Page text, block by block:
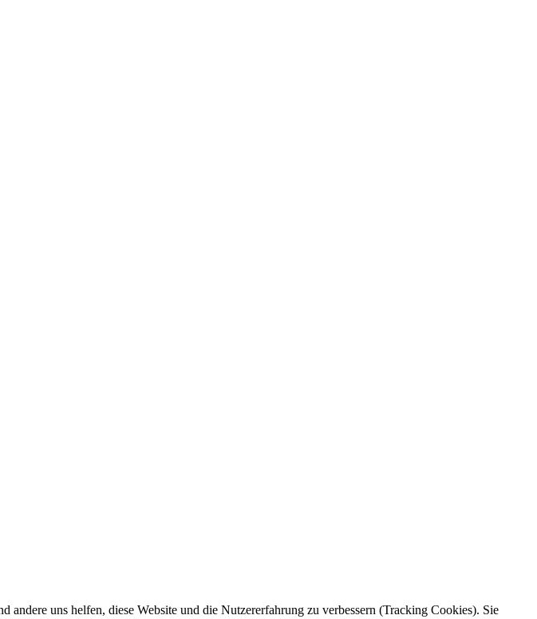
uns helfen, diese Website und die Nutzererfahrung zu verbessern (Tracking Cookies). Sie